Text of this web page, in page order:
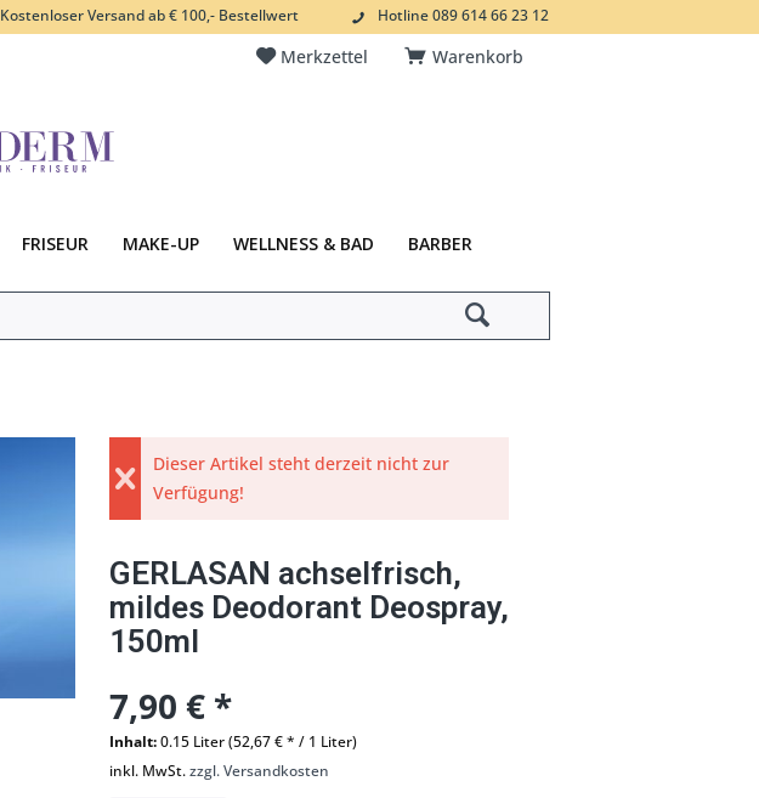
Kostenloser Versand ab € 100,- Bestellwert Hotline 089 614 66 23 12
Warenkorb
Merkzettel
FRISEUR MAKE-UP WELLNESS & BAD BARBER
Dieser Artikel steht derzeit nicht zur
Verfügung!
GERLASAN achselfrisch,
mildes Deodorant Deospray,
150ml
7,90 € *
Inhalt:0.15 Liter (52,67 € * / 1 Liter)
inkl. MwSt.zzgl. Versandkosten